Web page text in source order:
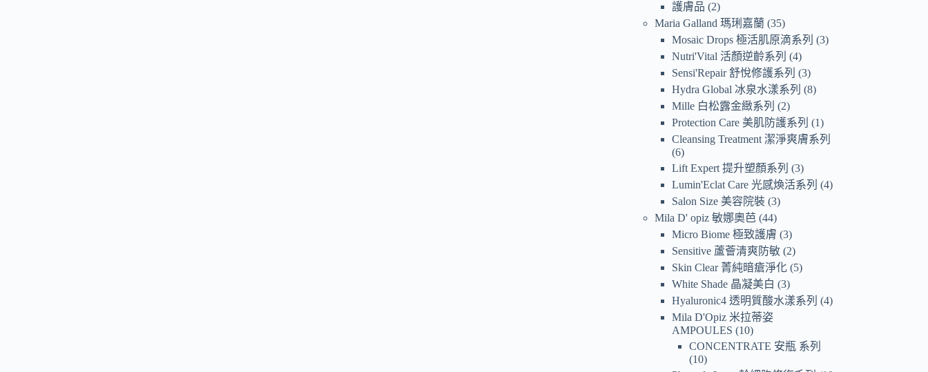
護膚品
2
Maria Galland 瑪琍嘉蘭 35
Mosaic Drops 極活肌原滴系列
3
Nutri'Vital 活顏逆齡系列
4
Sensi'Repair 舒悅修護系列
3
Hydra Global 冰泉水漾系列
8
Mille 白松露金緻系列
2
Protection Care 美肌防護系列
1
Cleansing Treatment 潔淨爽膚系列
6
Lift Expert 提升塑顏系列
3
Lumin'Eclat Care 光感煥活系列
4
Salon Size 美容院裝 3
Mila D' opiz 敏娜奧芭 44
Micro Biome 極致護膚 3
Sensitive 蘆薈清爽防敏 2
Skin Clear 菁純暗瘡淨化 5
White Shade 晶凝美白
3
Hyaluronic4 透明質酸水漾系列
4
Mila D'Opiz 米拉蒂姿
AMPOULES
10
CONCENTRATE 安瓶 系列
10